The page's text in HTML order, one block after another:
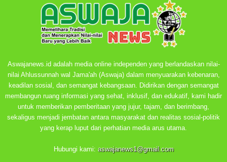
Aswajanews.id adalah media online independen yang berlandaskan nilai-
nilai Ahlussunnah wal Jama'ah (Aswaja) dalam menyuarakan kebenaran,
keadilan sosial, dan semangat kebangsaan. Didirikan dengan semangat
membangun ruang informasi yang sehat, inklusif, dan edukatif, kami hadir
untuk memberikan pemberitaan yang jujur, tajam, dan berimbang,
sekaligus menjadi jembatan antara masyarakat dan realitas sosial-politik
yang kerap luput dari perhatian media arus utama.
Hubungi kami: aswajanews1@gmail.com